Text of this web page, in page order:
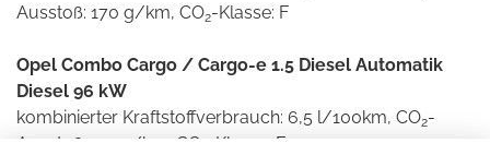
Ausstoß: 170 g/km, CO2-Klasse: F
Opel Combo Cargo / Cargo-e 1.5 Diesel Automatik
Diesel 96 kW
kombinierter Kraftstoffverbrauch: 6,5 l/100km, CO2-
Ausstoß: 171 g/km, CO
-Klasse: F